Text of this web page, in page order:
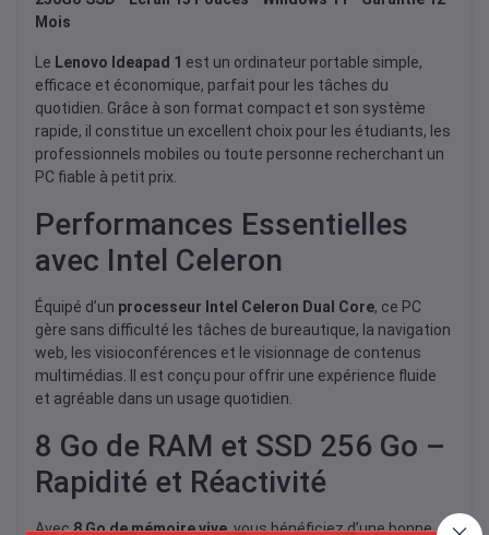
Mois
Le Lenovo Ideapad 1 est un ordinateur portable simple,
efficace et économique, parfait pour les tâches du
quotidien. Grâce à son format compact et son système
rapide, il constitue un excellent choix pour les étudiants, les
professionnels mobiles ou toute personne recherchant un
PC fiable à petit prix.
Performances Essentielles
avec Intel Celeron
Équipé d’un processeur Intel Celeron Dual Core, ce PC
gère sans difficulté les tâches de bureautique, la navigation
web, les visioconférences et le visionnage de contenus
multimédias. Il est conçu pour offrir une expérience fluide
et agréable dans un usage quotidien.
8 Go de RAM et SSD 256 Go –
Rapidité et Réactivité
Avec8 Go de mémoire vive, vous bénéficiez d’une bonne